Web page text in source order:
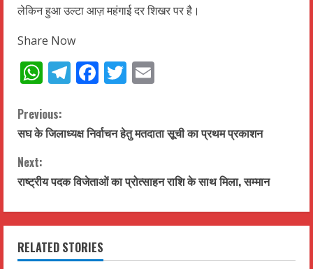
लेकिन हुआ उल्टा आज़ महंगाई दर शिखर पर है।
Share Now
WhatsApp
Telegram
Facebook
Twitter
C
o
n
t
i
Previous:
सघ के जिलाध्यक्ष निर्वाचन हेतु मतदाता सूची का प्रथम प्रकाशन
Next:
राष्ट्रीय पदक विजेताओं का प्रोत्साहन राशि के साथ मिला, सम्मान
RELATED STORIES